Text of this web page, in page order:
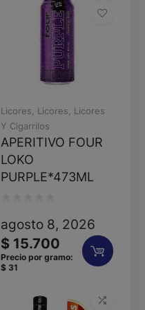
Licores, Licores, Licores
Y Cigarrilos
APERITIVO FOUR
LOKO
PURPLE*473ML
con
0
de
agosto 8, 2026
$ 15.700
Precio por gramo:
$ 31